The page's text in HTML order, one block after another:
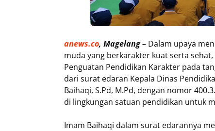
anews.co, Magelang – Dalam upaya
muda yang berkarakter kuat serta
Penguatan Pendidikan Karakter pada
dari surat edaran Kepala Dinas
Baihaqi, S.Pd, M.Pd, dengan nomor
di lingkungan satuan pendidikan untuk
Imam Baihaqi dalam surat edarannya